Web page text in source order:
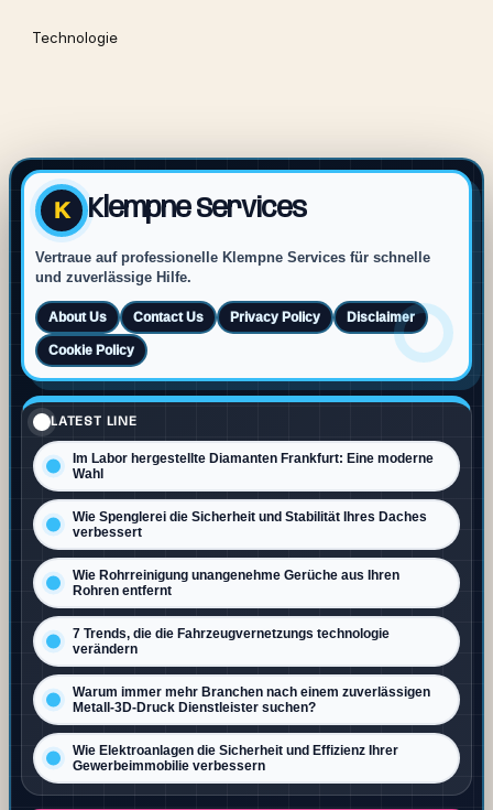
Technologie
K Klempne Services
Vertraue auf professionelle Klempne Services für schnelle
und zuverlässige Hilfe.
About Us Contact Us Privacy Policy Disclaimer
Cookie Policy
LATEST LINE
Im Labor hergestellte Diamanten Frankfurt: Eine moderne
Wahl
Wie Spenglerei die Sicherheit und Stabilität Ihres Daches
verbessert
Wie Rohrreinigung unangenehme Gerüche aus Ihren
Rohren entfernt
7 Trends, die die Fahrzeugvernetzungs technologie
verändern
Warum immer mehr Branchen nach einem zuverlässigen
Metall-3D-Druck Dienstleister suchen?
Wie Elektroanlagen die Sicherheit und Effizienz Ihrer
Gewerbeimmobilie verbessern